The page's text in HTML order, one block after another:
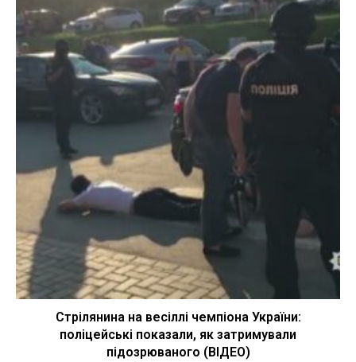
Стрілянина на весіллі чемпіона України:
поліцейські показали, як затримували
підозрюваного (ВІДЕО)